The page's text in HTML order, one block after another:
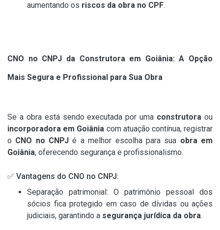
aumentando os riscos da obra no CPF.
CNO no CNPJ da Construtora em Goiânia: A Opção
Mais Segura e Profissional para Sua Obra
Se a obra está sendo executada por uma construtora ou
incorporadora em Goiânia com atuação contínua, registrar
o CNO no CNPJ é a melhor escolha para sua obra em
Goiânia, oferecendo segurança e profissionalismo.
✅ Vantagens do CNO no CNPJ:
Separação patrimonial: O patrimônio pessoal dos
sócios fica protegido em caso de dívidas ou ações
judiciais, garantindo a segurança jurídica da obra.